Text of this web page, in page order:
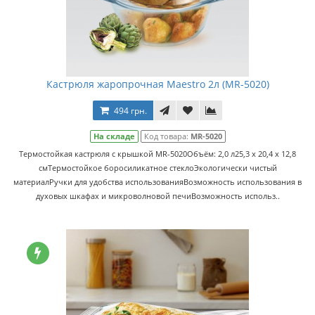
Кастрюля жаропрочная Maestro 2л (MR-5020)
494 грн.
На складе Код товара: MR-5020
Термостойкая кастрюля с крышкой MR-5020Объём: 2,0 л25,3 х 20,4 х 12,8
смТермостойкое боросиликатное стеклоЭкологически чистый
материалРучки для удобства использованияВозможность использования в
духовых шкафах и микроволновой печиВозможность использ..